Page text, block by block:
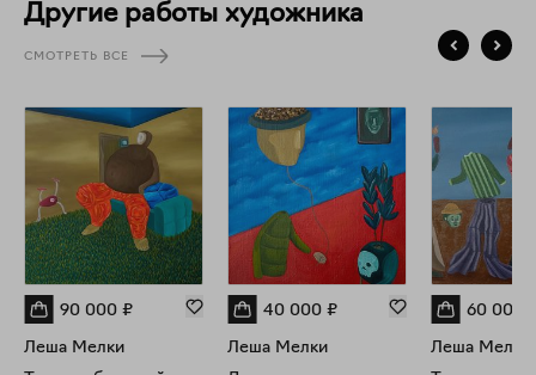
Другие работы художника
СМОТРЕТЬ ВСЕ
90 000 ₽
Леша Мелки
40 000 ₽
Леша Мелки
60 000
Леша Мелки